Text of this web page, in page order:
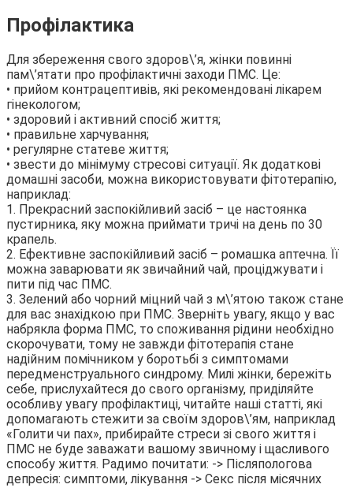
Профілактика
Для збереження свого здоров\’я, жінки повинні
пам\’ятати про профілактичні заходи ПМС. Це:
• прийом контрацептивів, які рекомендовані лікарем
гінекологом;
• здоровий і активний спосіб життя;
• правильне харчування;
• регулярне статеве життя;
• звести до мінімуму стресові ситуації. Як додаткові
домашні засоби, можна використовувати фітотерапію,
наприклад:
1. Прекрасний заспокійливий засіб – це настоянка
пустирника, яку можна приймати тричі на день по 30
крапель.
2. Ефективне заспокійливий засіб – ромашка аптечна. Її
можна заварювати як звичайний чай, проціджувати і
пити під час ПМС.
3. Зелений або чорний міцний чай з м\’ятою також стане
для вас знахідкою при ПМС. Зверніть увагу, якщо у вас
набрякла форма ПМС, то споживання рідини необхідно
скорочувати, тому не завжди фітотерапія стане
надійним помічником у боротьбі з симптомами
передменструального синдрому. Милі жінки, бережіть
себе, прислухайтеся до свого організму, приділяйте
особливу увагу профілактиці, читайте наші статті, які
допомагають стежити за своїм здоров\’ям, наприклад
«Голити чи пах», прибирайте стреси зі свого життя і
ПМС не буде заважати вашому звичному і щасливого
способу життя. Радимо почитати: -> Післяпологова
депресія: симптоми, лікування -> Секс після місячних